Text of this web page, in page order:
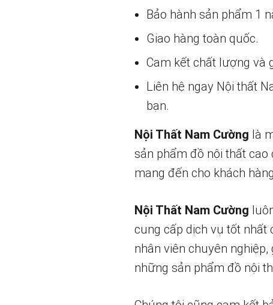
Bảo hành sản phẩm 1
Giao hàng toàn quốc.
Cam kết chất lượng và
Liên hệ ngay Nội thất
bạn.
Nội Thất Nam Cường là
sản phẩm đồ nội thất
mang đến cho khách
Nội Thất Nam Cường
cung cấp dịch vụ tốt nhất
nhân viên chuyên
những sản phẩm đồ nội